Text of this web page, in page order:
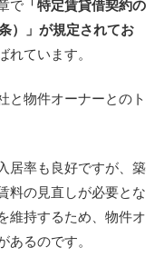
で 「特定賃貸借契約の
）」が規定されてお
れています。
と物件オーナーとのト
居率も良好ですが、築
料の見直しが必要とな
維持するため、物件オ
あるのです。